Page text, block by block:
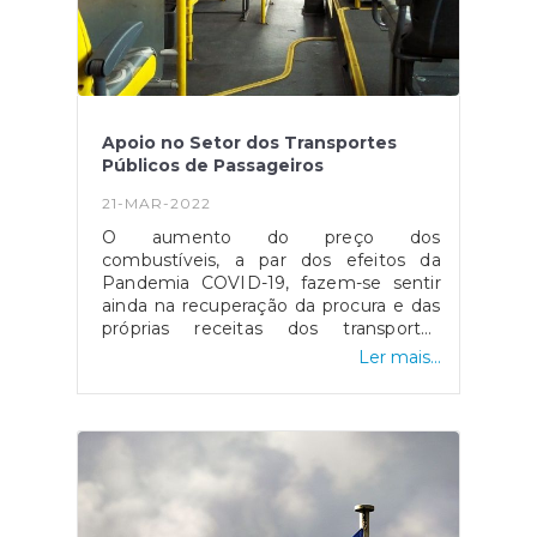
pode ser consultada aqui.
Apoio no Setor dos Transportes
Públicos de Passageiros
21-MAR-2022
O aumento do preço dos
combustíveis, a par dos efeitos da
Pandemia COVID-19, fazem-se sentir
ainda na recuperação da procura e das
próprias receitas dos transportes
públicos, levando então à continuidade
transportes públicos. Este apoio teve
Resolução do Conselho de Ministros n.º
153/2021, de 12 de novembro, e visa
que não seja necessário aumentar o
preço dos bilhetes dos utilizadores de
Ler mais...